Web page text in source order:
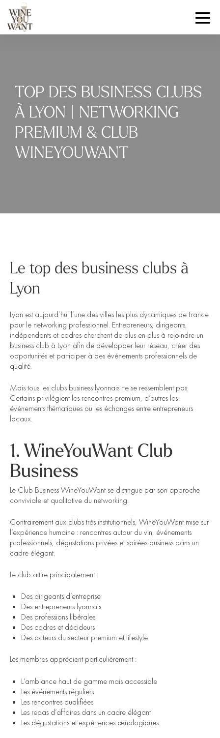
TOP DES BUSINESS CLUBS
À LYON | NETWORKING
PREMIUM & CLUB
WINEYOUWANT
Le top des business clubs à
Lyon
Lyon est aujourd’hui l’une des villes les plus dynamiques de France
pour le networking professionnel. Entrepreneurs, dirigeants,
indépendants et cadres cherchent de plus en plus à rejoindre un
business club à Lyon afin de développer leur réseau, créer des
opportunités et participer à des événements professionnels de
qualité.
Mais tous les clubs business lyonnais ne se ressemblent pas.
Certains privilégient les rencontres premium, d’autres les
événements thématiques ou les échanges entre entrepreneurs
locaux.
1. WineYouWant Club
Business
Le Club Business WineYouWant se distingue par son approche
conviviale et qualitative du networking.
Contrairement aux clubs très institutionnels, WineYouWant mise sur
l’expérience humaine : rencontres autour du vin, événements
professionnels, dégustations privées et soirées business dans un
cadre élégant.
Le club attire principalement :
Des dirigeants d’entreprise
Des entrepreneurs lyonnais
Des professions libérales
Des cadres et décideurs
Des acteurs du secteur premium et lifestyle
Les membres apprécient particulièrement :
L’ambiance haut de gamme mais accessible
Les événements réguliers
Les rencontres qualifiées
Les repas d’affaires dans un cadre élégant
Les dégustations et expériences œnologiques